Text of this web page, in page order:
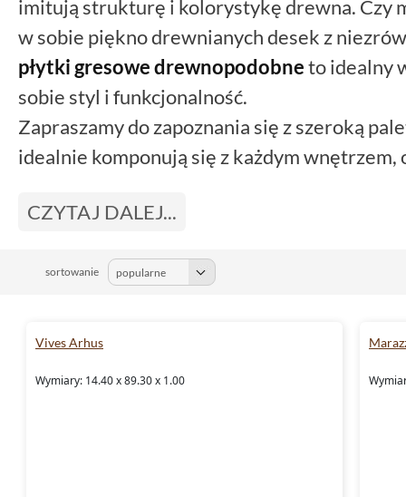
imitują strukturę i kolorystykę drewna. Czy
w sobie piękno drewnianych desek z
płytki gresowedrewnopodobneto idealny
sobie styl i funkcjonalność.
Zapraszamy do zapoznania się z szeroką
idealnie komponują się z każdym wnętrzem,
utrzymaniu. Naszgres drewnopodobny
Odwiedź naszą stronę i przekonaj się, jak
drewnopodobny
czeka, aby dodać
nowoczesną technologią.
CZYTAJ DALEJ...
sortowanie
Vives Arhus
Wymiary: 14.40 x 89.30 x 1.00